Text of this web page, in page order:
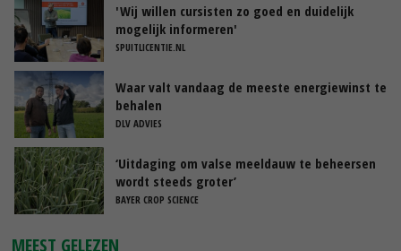
'Wij willen cursisten zo goed en duidelijk
mogelijk informeren'
SPUITLICENTIE.NL
Waar valt vandaag de meeste energiewinst te
behalen
DLV ADVIES
‘Uitdaging om valse meeldauw te beheersen
wordt steeds groter’
BAYER CROP SCIENCE
MEEST GELEZEN